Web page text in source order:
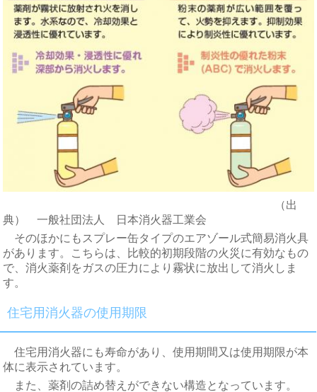
（出
典） 一般社団法人 日本消火器工業会
そのほかにもスプレー缶タイプのエアゾール式簡易消火具
があります。こちらは、比較的初期段階の火災に有効なもの
で、消火薬剤をガスの圧力により霧状に放出して消火しま
す。
住宅用消火器の使用期限
住宅用消火器にも寿命があり、使用期間又は使用期限が本
体に表示されています。
また、薬剤の詰め替えができない構造となっています。